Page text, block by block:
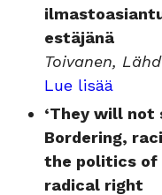
estäjänä
Toivanen,
Lue lisää
‘They will not
Bordering,
the politics of
radical right